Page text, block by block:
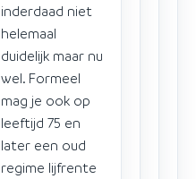
inderdaad niet
helemaal
duidelijk maar nu
wel. Formeel
mag je ook op
leeftijd 75 en
later een oud
regime lijfrente